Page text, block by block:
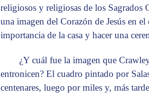
religiosos y religiosas de los Sagrados
una imagen del Corazón de Jesús en
importancia de la casa y hacer una
¿Y cuál fue la imagen que
entronicen? El cuadro pintado por
centenares, luego por miles y, más